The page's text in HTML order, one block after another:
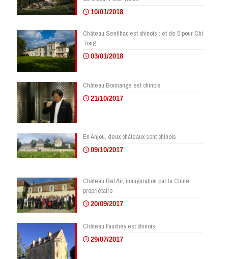
10/01/2018
Château Senilhac est chinois : et de 5 pour Chi
Tong
03/01/2018
Château Bonnange est chinois
21/10/2017
En Anjou, deux châteaux sont chinois
09/10/2017
Château Bel Air, inauguration par la Chine
propriétaire
20/09/2017
Château Fauchey est chinois
29/07/2017